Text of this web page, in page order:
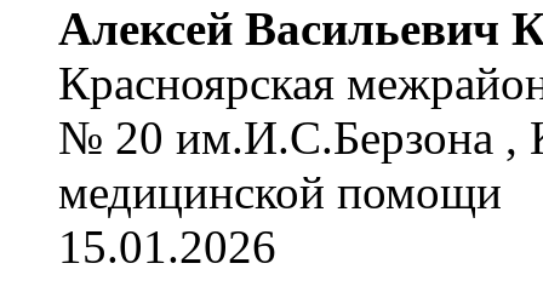
Алексей Васильевич
Красноярская
№ 20 им.И.С.Берзона ,
медицинской помощи
15.01.2026